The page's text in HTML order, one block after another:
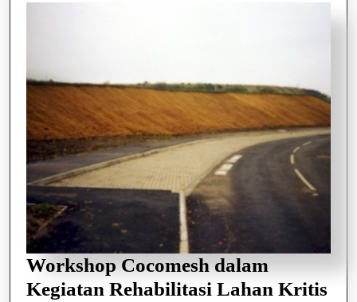
Workshop Cocomesh dalam
Kegiatan Rehabilitasi Lahan Kritis